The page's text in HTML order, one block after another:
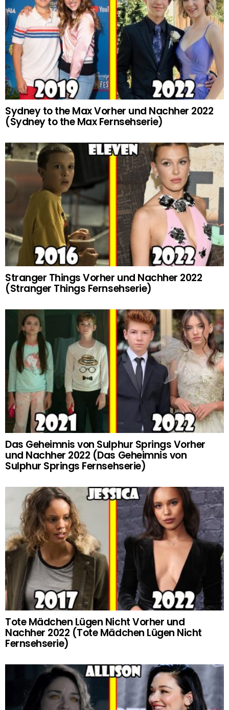
Sydney to the Max Vorher und Nachher 2022
(Sydney to the Max Fernsehserie)
Stranger Things Vorher und Nachher 2022
(Stranger Things Fernsehserie)
Das Geheimnis von Sulphur Springs Vorher
und Nachher 2022 (Das Geheimnis von
Sulphur Springs Fernsehserie)
Tote Mädchen Lügen Nicht Vorher und
Nachher 2022 (Tote Mädchen Lügen Nicht
Fernsehserie)